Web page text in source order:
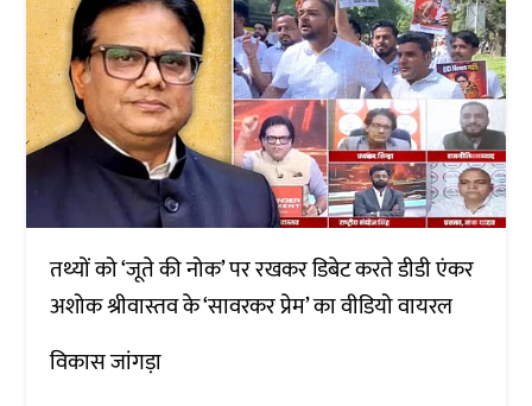
तथ्यों को ‘जूते की नोक’ पर रखकर डिबेट करते डीडी एंकर
अशोक श्रीवास्तव के ‘सावरकर प्रेम’ का वीडियो वायरल
विकास जांगड़ा